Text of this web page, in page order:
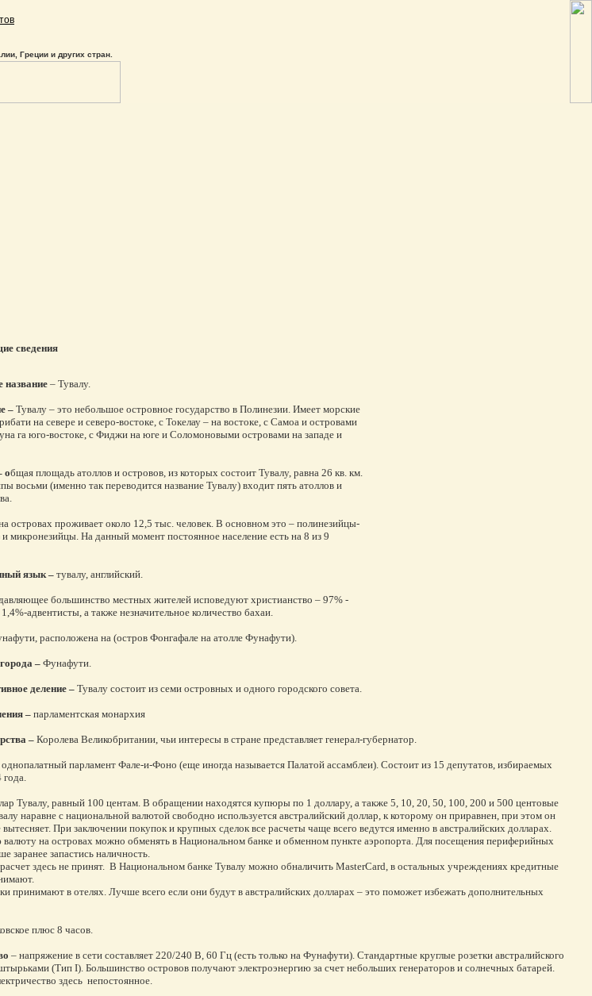
Греции и других стран.
сведения
название– Тувалу.
–Тувалу – это небольшое островное государство в Полинезии. Имеет морские
на севере и северо-востоке, с Токелау – на востоке, с Самоа и островами
га юго-востоке, с Фиджи на юге и Соломоновыми островами на западе и
общая площадь атоллов и островов, из которых состоит Тувалу, равна 26 кв. км.
восьми (именно так переводится название Тувалу) входит пять атоллов и
островах проживает около 12,5 тыс. человек. В основном это – полинезийцы-
микронезийцы. На данный момент постоянное население есть на 8 из 9
язык – тувалу, английский.
большинство местных жителей исповедуют христианство – 97% -
адвентисты, а также незначительное количество бахаи.
расположена на (остров Фонгафале на атолле Фунафути).
–Фунафути.
деление –Тувалу состоит из семи островных и одного городского совета.
– парламентская монархия
–Королева Великобритании, чьи интересы в стране представляет генерал-губернатор.
парламент Фале-и-Фоно (еще иногда называется Палатой ассамблеи). Состоит из 15 депутатов, избираемых
года.
Тувалу, равный 100 центам. В обращении находятся купюры по 1 доллару, а также 5, 10, 20, 50, 100, 200 и 500 центовые
наравне с национальной валютой свободно используется австралийский доллар, к которому он приравнен, при этом он
вытесняет. При заключении покупок и крупных сделок все расчеты чаще всего ведутся именно в австралийских долларах.
на островах можно обменять в Национальном банке и обменном пункте аэропорта. Для посещения периферийных
заранее запастись наличность.
здесь не принят. В Национальном банке Тувалу можно обналичить MasterCard, в остальных учреждениях кредитные
принимают в отелях. Лучше всего если они будут в австралийских долларах – это поможет избежать дополнительных
плюс 8 часов.
– напряжение в сети составляет 220/240 В, 60 Гц (есть только на Фунафути). Стандартные круглые розетки австралийского
(Тип I). Большинство островов получают электроэнергию за счет небольших генераторов и солнечных батарей.
здесь непостоянное.